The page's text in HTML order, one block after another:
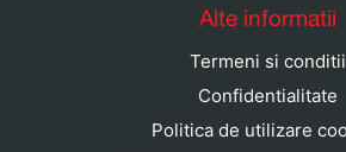
Alte informatii
Termeni si conditii
Confidentialitate
Politica de utilizare